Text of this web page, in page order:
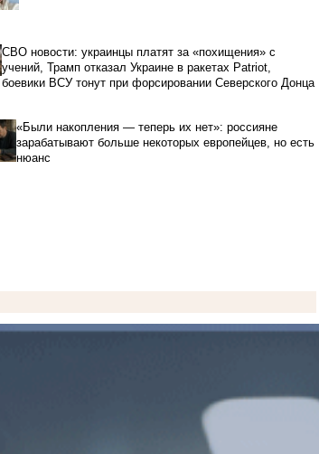
СВО новости: украинцы платят за «похищения» с
учений, Трамп отказал Украине в ракетах Patriot,
боевики ВСУ тонут при форсировании Северского Донца
«Были накопления — теперь их нет»: россияне
зарабатывают больше некоторых европейцев, но есть
нюанс